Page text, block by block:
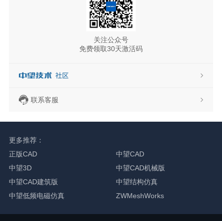
关注公众号
免费领取30天激活码
联系客服
更多推荐：
正版CAD
中望CAD
中望3D
中望CAD机械版
中望CAD建筑版
中望结构仿真
中望低频电磁仿真
ZWMeshWorks